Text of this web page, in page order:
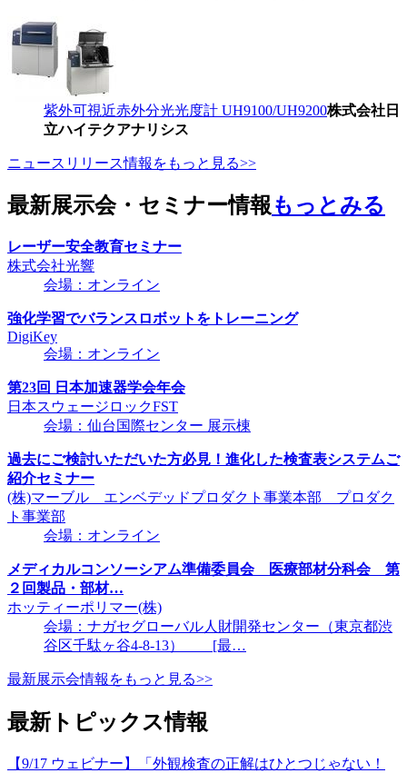
紫外可視近赤外分光光度計 UH9100/UH9200株式会社日
立ハイテクアナリシス
ニュースリリース情報をもっと見る>>
最新展示会・セミナー情報もっとみる
レーザー安全教育セミナー
株式会社光響
会場：オンライン
強化学習でバランスロボットをトレーニング
DigiKey
会場：オンライン
第23回 日本加速器学会年会
日本スウェージロックFST
会場：仙台国際センター 展示棟
過去にご検討いただいた方必見！進化した検査表システムご
紹介セミナー
(株)マーブル エンベデッドプロダクト事業本部 プロダク
ト事業部
会場：オンライン
メディカルコンソーシアム準備委員会 医療部材分科会 第
２回製品・部材…
ホッティーポリマー(株)
会場：ナガセグローバル人財開発センター（東京都渋
谷区千駄ヶ谷4-8-13） [最…
最新展示会情報をもっと見る>>
最新トピックス情報
【9/17 ウェビナー】「外観検査の正解はひとつじゃない！